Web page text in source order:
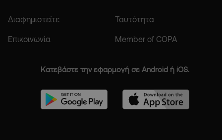
Διαφημιστείτε Ταυτότητα
Επικοινωνία Member of COPA
Κατεβάστε την εφαρμογή σε Android ή iOS.